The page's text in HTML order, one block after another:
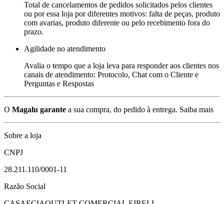
Total de cancelamentos de pedidos solicitados pelos clientes
ou por essa loja por diferentes motivos: falta de peças, produto
com avarias, produto diferente ou pelo recebimento fora do
prazo.
Agilidade no atendimento
Avalia o tempo que a loja leva para responder aos clientes nos
canais de atendimento: Protocolo, Chat com o Cliente e
Perguntas e Respostas
O Magalu garante a sua compra, do pedido à entrega. Saiba mais
Sobre a loja
CNPJ
28.211.110/0001-11
Razão Social